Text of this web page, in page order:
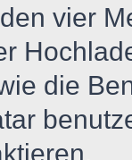
vier
die